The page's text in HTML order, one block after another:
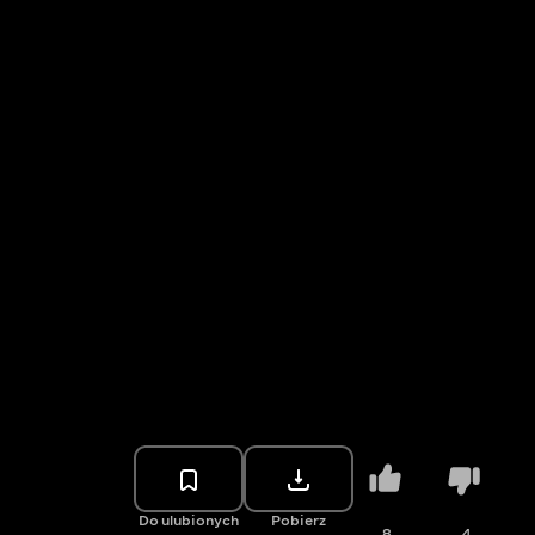
Do ulubionych Pobierz